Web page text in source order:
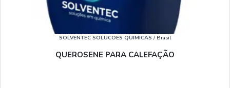
SOLVENTEC SOLUCOES QUIMICAS / Brasil
QUEROSENE PARA CALEFAÇÃO